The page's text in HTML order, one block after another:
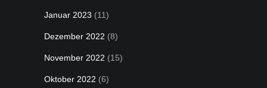
Januar 2023 (11)
Dezember 2022 (8)
November 2022 (15)
Oktober 2022 (6)